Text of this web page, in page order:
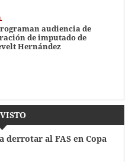
audiencia de
de imputado de
Hernández
derrotar al FAS en Copa